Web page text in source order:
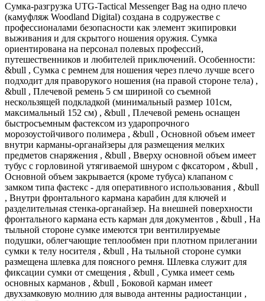
Сумка-разгрузка UTG-Tactical Messenger Bag на одно плечо
(камуфляж Woodland Digital) создана в содружестве с
профессионалами безопасности как элемент экипировки
выживания и для скрытого ношения оружия. Сумка
ориентирована на персонал полевых профессий,
путешественников и любителей приключений. Особенности:
&bull , Сумка с ремнем для ношения через плечо лучше всего
подходит для праворукого ношения (на правой стороне тела) ,
&bull , Плечевой ремень 5 см шириной со съемной
нескользящей подкладкой (минимальный размер 101см,
максимальный 152 см) , &bull , Плечевой ремень оснащен
быстросъемным фастексом из ударопрочного
морозоустойчивого полимера , &bull , Основной объем имеет
внутри карманы-органайзеры для размещения мелких
предметов снаряжения , &bull , Вверху основной объем имеет
тубус с горловиной утягиваемой шнуром с фксатором , &bull ,
Основной объем закрывается (кроме тубуса) клапаном с
замком типа фастекс - для оперативного использования , &bull
, Внутри фронтального кармана карабин для ключей и
разделительная стенка-органайзер. На внешней поверхности
фронтального кармана есть карман для документов , &bull , На
тыльной стороне сумке имеются три вентилируемые
подушки, облегчающие теплообмен при плотном прилегании
сумки к телу носителя , &bull , На тыльной стороне сумки
размещена шлевка для поясного ремня. Шлевка служит для
фиксации сумки от смещения , &bull , Сумка имеет семь
основных карманов , &bull , Боковой карман имеет
двухзамковую молнию для вывода антенны радиостанции ,